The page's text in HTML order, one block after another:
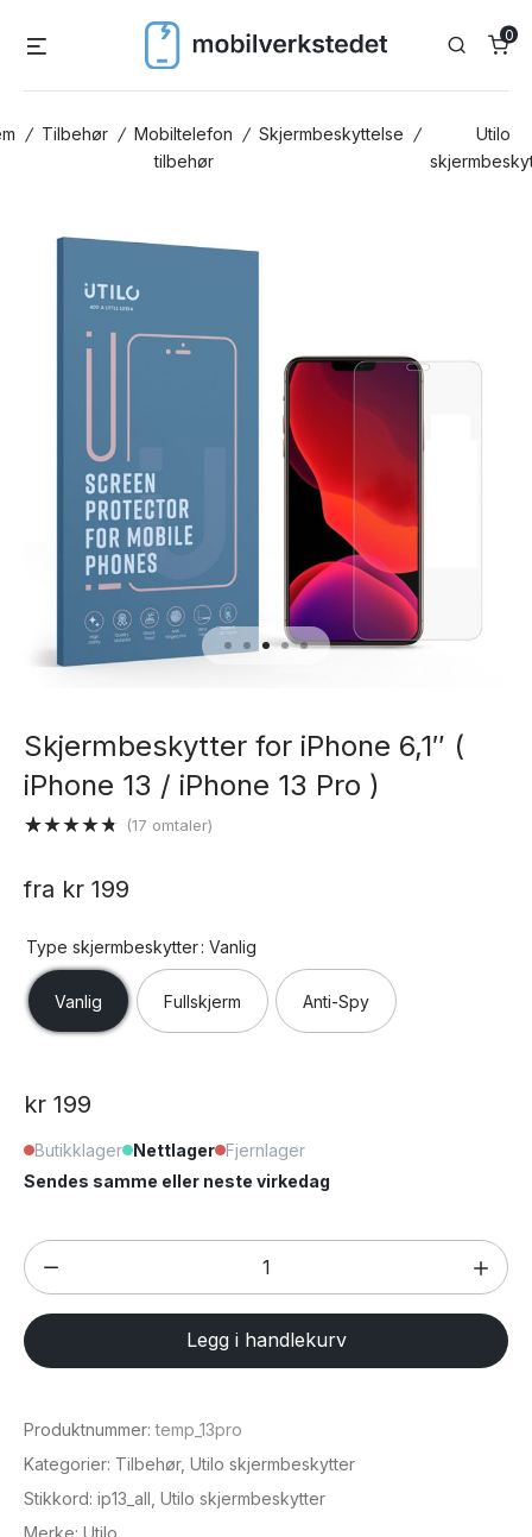
Search
0
/ Tilbehør / Mobiltelefon
tilbehør
/ Skjermbeskyttelse /
Utilo
Skjermbeskytter for iPhone 6,1″ (
iPhone 13 / iPhone 13 Pro )
basert på
(17 omtaler)
fra kr 199
Type skjermbeskytter: Vanlig
Vanlig Fullskjerm Anti-Spy
kr 199
Butikklager Nettlager Fjernlager
Sendes samme eller neste virkedag
Skjermbeskytter
for
iPhone
6,1"
iPhone
13
/
Legg i handlekurv
Produktnummer:temp_13pro
Kategorier: Tilbehør, Utilo skjermbeskytter
Stikkord: ip13_all Utilo skjermbeskytter
Merke: Utilo